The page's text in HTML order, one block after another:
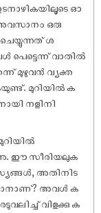
ഓ
ഒരു
ശ
വാതിൽ
മുഴുവൻ വ്യക്ത
മുറിയിൽ ക
നളിനി
ഈ സീരിയലുക
അതിനിട
അവൾ ക
വിളക്കു ക